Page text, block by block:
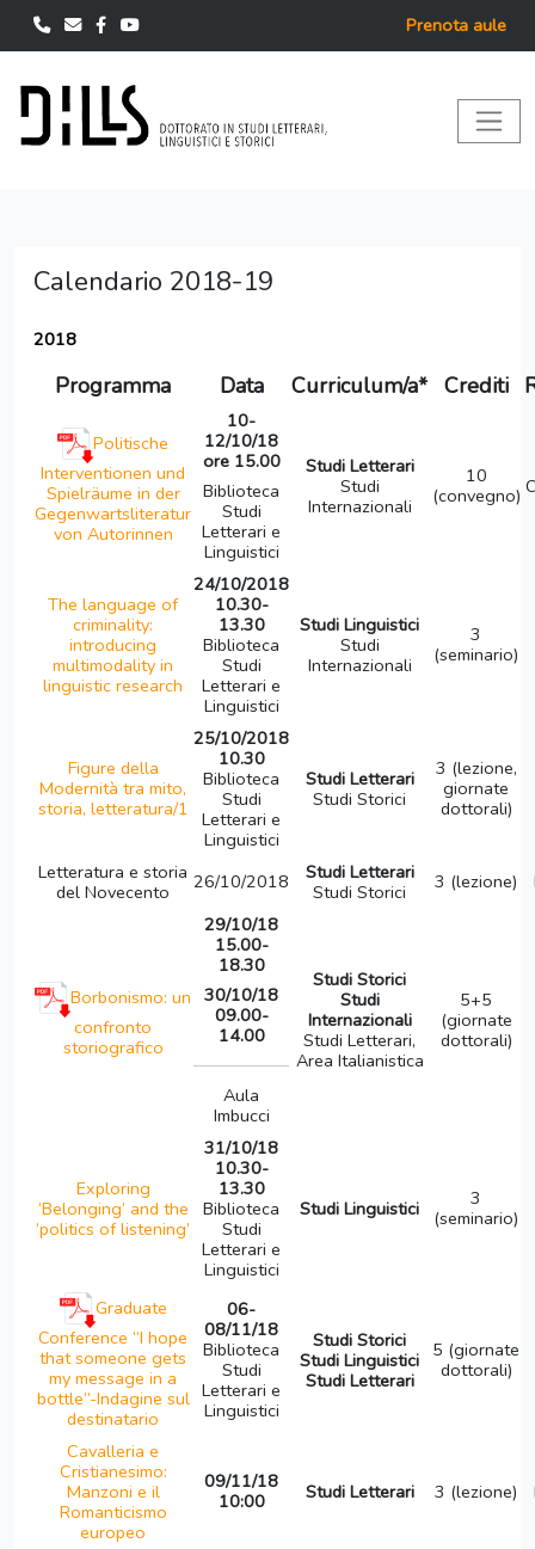
Prenota aule
Calendario 2018-19
2018
Programma Data Curriculum/a* Crediti
Politische
Interventionen und
Spielräume in der
Gegenwartsliteratur
von Autorinnen
10-
12/10/18
ore 15.00
Biblioteca
Studi
Letterari e
Linguistici
Studi Letterari
Studi
Internazionali
10
(convegno)
The language of
criminality:
introducing
multimodality in
linguistic research
24/10/2018
10.30-
13.30
Biblioteca
Studi
Letterari e
Linguistici
Studi Linguistici
Studi
Internazionali
3
(seminario)
Figure della
Modernità tra mito,
storia, letteratura/1
25/10/2018
10.30
Biblioteca
Studi
Letterari e
Linguistici
Studi Letterari
Studi Storici
3 (lezione,
giornate
dottorali)
Letteratura e storia
del Novecento
26/10/2018
Studi Letterari
Studi Storici
3 (lezione)
Borbonismo: un
confronto
storiografico
29/10/18
15.00-
18.30
30/10/18
09.00-
14.00
Aula
Imbucci
Studi Storici
Studi
Internazionali
Studi Letterari,
Area Italianistica
5+5
(giornate
dottorali)
Exploring
‘Belonging’ and the
‘politics of listening’
31/10/18
10.30-
13.30
Biblioteca
Studi
Letterari e
Linguistici
Studi Linguistici
3
(seminario)
Graduate
Conference “I hope
that someone gets
my message in a
bottle”-Indagine sul
destinatario
06-
08/11/18
Biblioteca
Studi
Letterari e
Linguistici
Studi Storici
Studi Linguistici
Studi Letterari
5 (giornate
dottorali)
Cavalleria e
Cristianesimo:
Manzoni e il
Romanticismo
europeo
09/11/18
10:00
Studi Letterari 3 (lezione)